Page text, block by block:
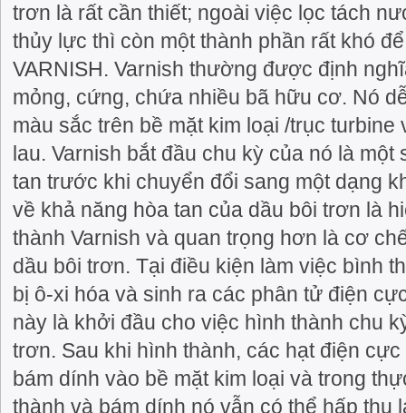
trơn là rất cần thiết; ngoài việc lọc tách
thủy lực thì còn một thành phần rất khó
VARNISH. Varnish thường được định
mỏng, cứng, chứa nhiều bã hữu cơ. Nó
màu sắc trên bề mặt kim loại /trục
lau. Varnish bắt đầu chu kỳ của nó là một
tan trước khi chuyển đổi sang một dạng
về khả năng hòa tan của dầu bôi trơn là
thành Varnish và quan trọng hơn là cơ
dầu bôi trơn. Tại điều kiện làm việc bình
bị ô-xi hóa và sinh ra các phân tử điện
này là khởi đầu cho việc hình thành chu
trơn. Sau khi hình thành, các hạt điện
bám dính vào bề mặt kim loại và trong
thành và bám dính nó vẫn có thể hấp thụ